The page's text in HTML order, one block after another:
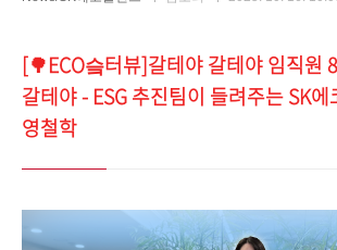
[🌳ECO슼터뷰]갈테야 갈테야 임직원
갈테야 - ESG 추진팀이 들려주는 SK
영철학